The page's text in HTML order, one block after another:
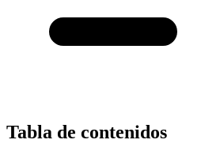
Tabla de contenidos